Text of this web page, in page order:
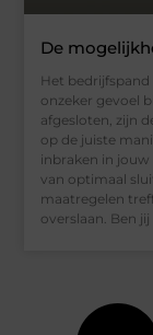
De
Het
onzeker gevoel
afgesloten, zijn
op de juiste
inbraken in
van optimaal
maatregelen
overslaan. Ben